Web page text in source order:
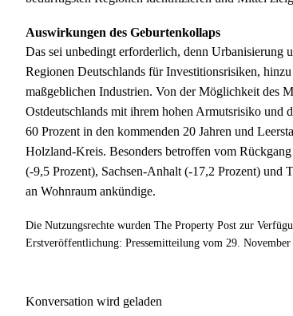
Auswirkungen des Geburtenkollaps
Das sei unbedingt erforderlich, denn Urbanisierung
Regionen Deutschlands für Investitionsrisiken,
maßgeblichen Industrien. Von der Möglichkeit des
Ostdeutschlands mit ihrem hohen Armutsrisiko und
60 Prozent in den kommenden 20 Jahren und
Holzland-Kreis. Besonders betroffen vom
(-9,5 Prozent), Sachsen-Anhalt (-17,2 Prozent) und
an Wohnraum ankündige.
Die Nutzungsrechte wurden The Property Post zur
Erstveröffentlichung: Pressemitteilung vom 29. November
Konversation wird geladen